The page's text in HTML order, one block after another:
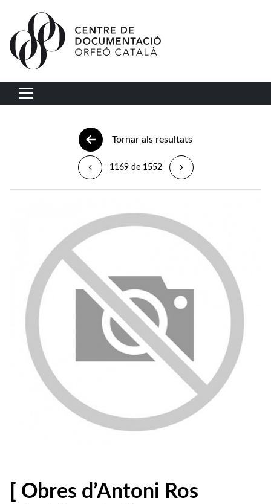
Vés al contingut
Navegació principal
Tornar als resultats
1169 de 1552
[ Obres d’Antoni Ros